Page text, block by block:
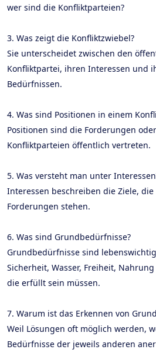
wer sind die Konfliktparteien?
3. Was zeigt die Konfliktzwiebel?
Sie unterscheidet zwischen den
Konfliktpartei, ihren Interessen und
Bedürfnissen.
4. Was sind Positionen in einem
Positionen sind die Forderungen
Konfliktparteien öffentlich vertreten.
5. Was versteht man unter
Interessen beschreiben die Ziele,
Forderungen stehen.
6. Was sind Grundbedürfnisse?
Grundbedürfnisse sind
Sicherheit, Wasser, Freiheit,
die erfüllt sein müssen.
7. Warum ist das Erkennen von
Weil Lösungen oft möglich werden,
Bedürfnisse der jeweils anderen